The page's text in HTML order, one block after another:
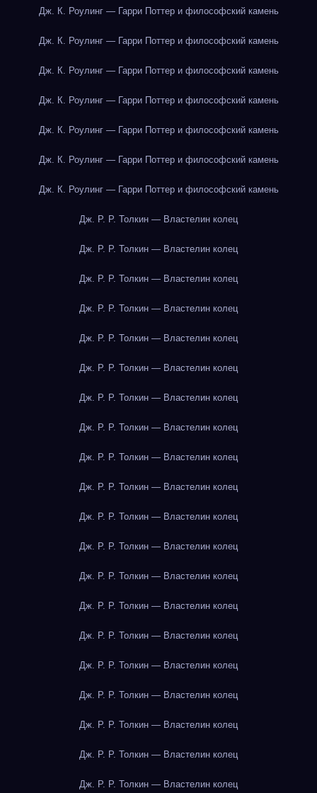
Дж. К. Роулинг — Гарри Поттер и философский камень
Дж. К. Роулинг — Гарри Поттер и философский камень
Дж. К. Роулинг — Гарри Поттер и философский камень
Дж. К. Роулинг — Гарри Поттер и философский камень
Дж. К. Роулинг — Гарри Поттер и философский камень
Дж. К. Роулинг — Гарри Поттер и философский камень
Дж. К. Роулинг — Гарри Поттер и философский камень
Дж. Р. Р. Толкин — Властелин колец
Дж. Р. Р. Толкин — Властелин колец
Дж. Р. Р. Толкин — Властелин колец
Дж. Р. Р. Толкин — Властелин колец
Дж. Р. Р. Толкин — Властелин колец
Дж. Р. Р. Толкин — Властелин колец
Дж. Р. Р. Толкин — Властелин колец
Дж. Р. Р. Толкин — Властелин колец
Дж. Р. Р. Толкин — Властелин колец
Дж. Р. Р. Толкин — Властелин колец
Дж. Р. Р. Толкин — Властелин колец
Дж. Р. Р. Толкин — Властелин колец
Дж. Р. Р. Толкин — Властелин колец
Дж. Р. Р. Толкин — Властелин колец
Дж. Р. Р. Толкин — Властелин колец
Дж. Р. Р. Толкин — Властелин колец
Дж. Р. Р. Толкин — Властелин колец
Дж. Р. Р. Толкин — Властелин колец
Дж. Р. Р. Толкин — Властелин колец
Дж. Р. Р. Толкин — Властелин колец